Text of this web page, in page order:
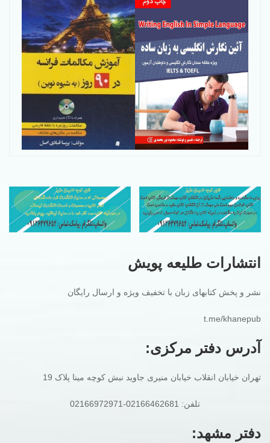
انتشارات طلیعه پویش
نشر و پخش کتابهای زبان با تخفیف ویژه و ارسال رایگان
t.me/khanepub
آدرس دفتر مرکزی:
تهران خیابان انقلاب خیابان منیری جاوید نبش کوچه مینا پلاک 19
تلفن: 02166462681-02166972971
دفتر مشهد: